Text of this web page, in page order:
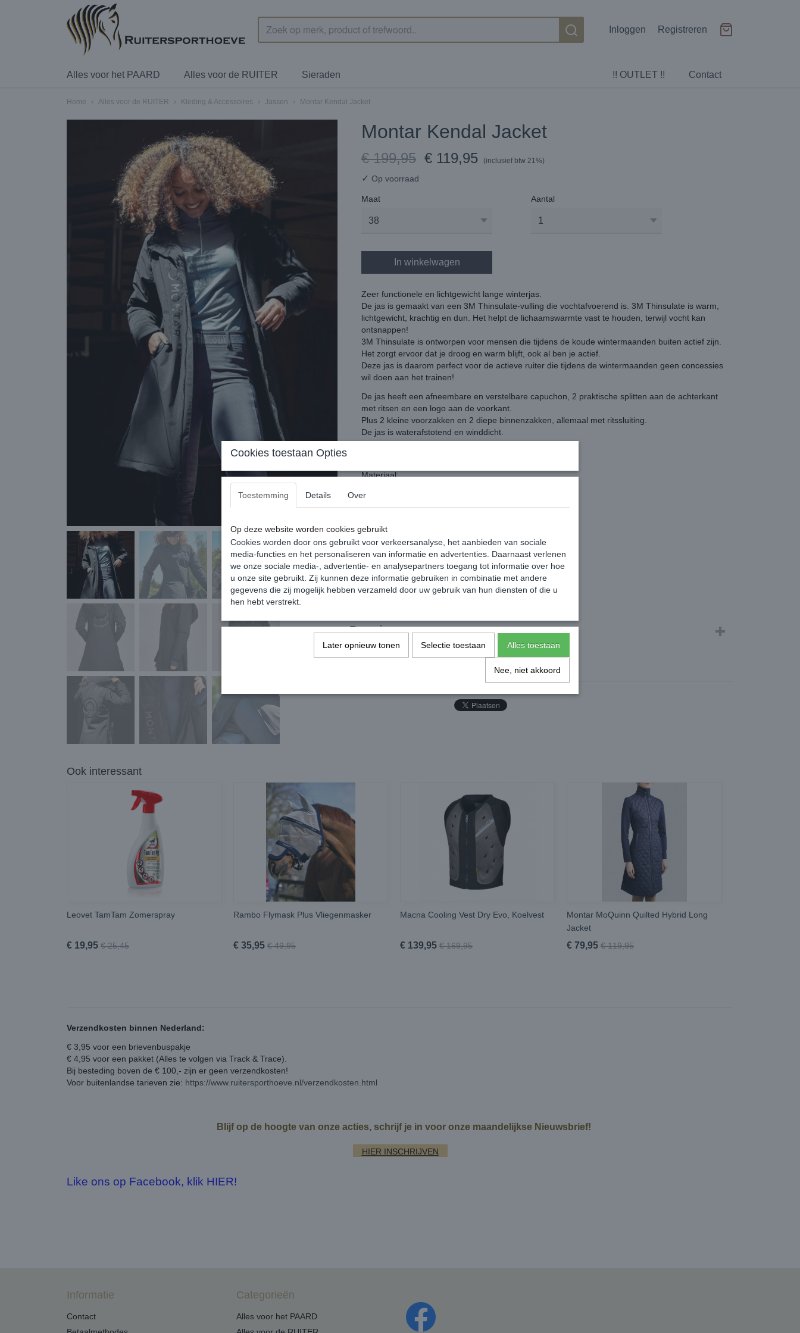
Inloggen Registreren
Contact
!! OUTLET !!
Alles voor het PAARD Alles voor de RUITER Sieraden
Home › Alles voor de RUITER › Kleding & Accessoires › Jassen › Montar Kendal Jacket
Montar Kendal Jacket
€ 199,95 € 119,95 (inclusief btw 21%)
✓ Op voorraad
Maat Aantal
In winkelwagen
Zeer functionele en lichtgewicht lange winterjas.
De jas is gemaakt van een 3M Thinsulate-vulling die vochtafvoerend is. 3M Thinsulate is warm,
lichtgewicht, krachtig en dun. Het helpt de lichaamswarmte vast te houden, terwijl vocht kan
ontsnappen!
3M Thinsulate is ontworpen voor mensen die tijdens de koude wintermaanden buiten actief zijn.
Het zorgt ervoor dat je droog en warm blijft, ook al ben je actief.
Deze jas is daarom perfect voor de actieve ruiter die tijdens de wintermaanden geen concessies
wil doen aan het trainen!
De jas heeft een afneembare en verstelbare capuchon, 2 praktische splitten aan de achterkant
met ritsen en een logo aan de voorkant.
Plus 2 kleine voorzakken en 2 diepe binnenzakken, allemaal met ritssluiting.
De jas is waterafstotend en winddicht.
Kleur: Zwart
Materiaal:
Vulling: 3M Thinsulate Medium Warmte
Voering lichaam: 100% polyester
Reacties
Ook interessant
Leovet TamTam Zomerspray
€ 19,95 € 25,45
Rambo Flymask Plus Vliegenmasker
€ 35,95 € 49,95
Macna Cooling Vest Dry Evo, Koelvest
€ 139,95 € 169,95
Montar MoQuinn Quilted Hybrid Long
Jacket
€ 79,95 € 119,95
Verzendkosten binnen Nederland:
€ 3,95 voor een brievenbuspakje
€ 4,95 voor een pakket (Alles te volgen via Track & Trace).
Bij besteding boven de € 100,- zijn er geen verzendkosten!
Voor buitenlandse tarieven zie: https://www.ruitersporthoeve.nl/verzendkosten.html
Blijf op de hoogte van onze acties, schrijf je in voor onze maandelijkse Nieuwsbrief!
HIER INSCHRIJVEN
Like ons op Facebook, klik HIER!
Informatie
Contact
Categorieën
Alles voor het PAARD
Cookies toestaan Opties
Toestemming Details Over
Op deze website worden cookies gebruikt
Cookies worden door ons gebruikt voor verkeersanalyse, het aanbieden van sociale
media-functies en het personaliseren van informatie en advertenties. Daarnaast verlenen
we onze sociale media-, advertentie- en analysepartners toegang tot informatie over hoe
u onze site gebruikt. Zij kunnen deze informatie gebruiken in combinatie met andere
gegevens die zij mogelijk hebben verzameld door uw gebruik van hun diensten of die u
hen hebt verstrekt.
Later opnieuw tonen Selectie toestaan Alles toestaan
Nee, niet akkoord